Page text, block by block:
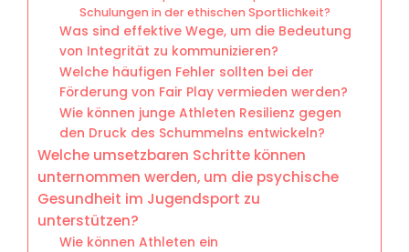
Schulungen in der ethischen Sportlichkeit?
Was sind effektive Wege, um die Bedeutung
von Integrität zu kommunizieren?
Welche häufigen Fehler sollten bei der
Förderung von Fair Play vermieden werden?
Wie können junge Athleten Resilienz gegen
den Druck des Schummelns entwickeln?
Welche umsetzbaren Schritte können
unternommen werden, um die psychische
Gesundheit im Jugendsport zu
unterstützen?
Wie können Athleten ein